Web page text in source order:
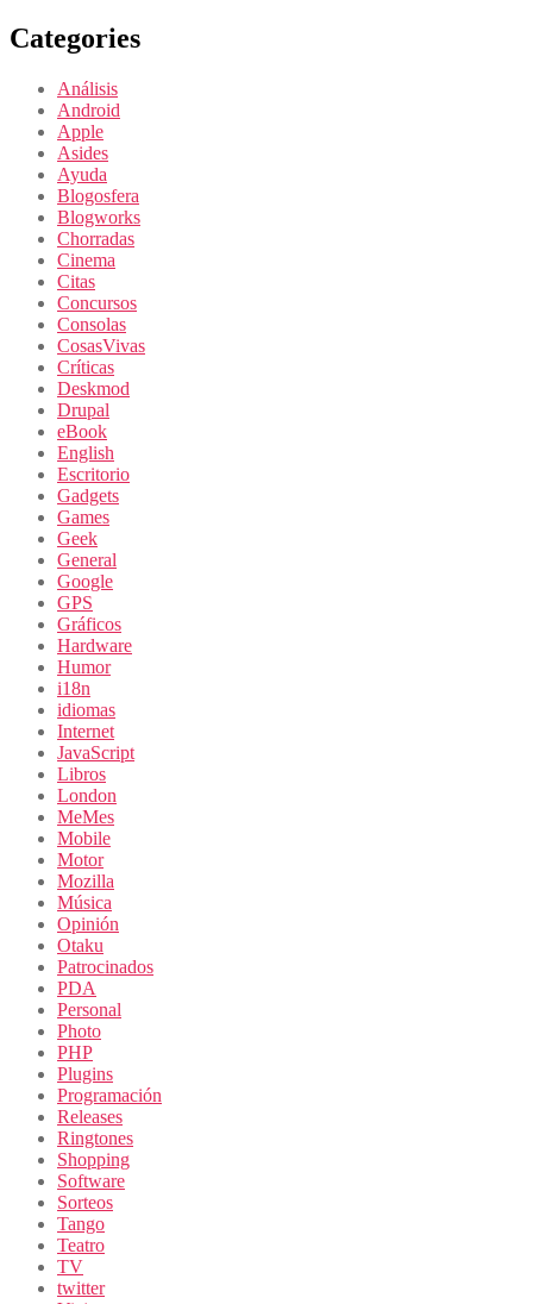
Categories
Análisis
Android
Apple
Asides
Ayuda
Blogosfera
Blogworks
Chorradas
Cinema
Citas
Concursos
Consolas
CosasVivas
Críticas
Deskmod
Drupal
eBook
English
Escritorio
Gadgets
Games
Geek
General
Google
GPS
Gráficos
Hardware
Humor
i18n
idiomas
Internet
JavaScript
Libros
London
MeMes
Mobile
Motor
Mozilla
Música
Opinión
Otaku
Patrocinados
PDA
Personal
Photo
PHP
Plugins
Programación
Releases
Ringtones
Shopping
Software
Sorteos
Tango
Teatro
TV
twitter